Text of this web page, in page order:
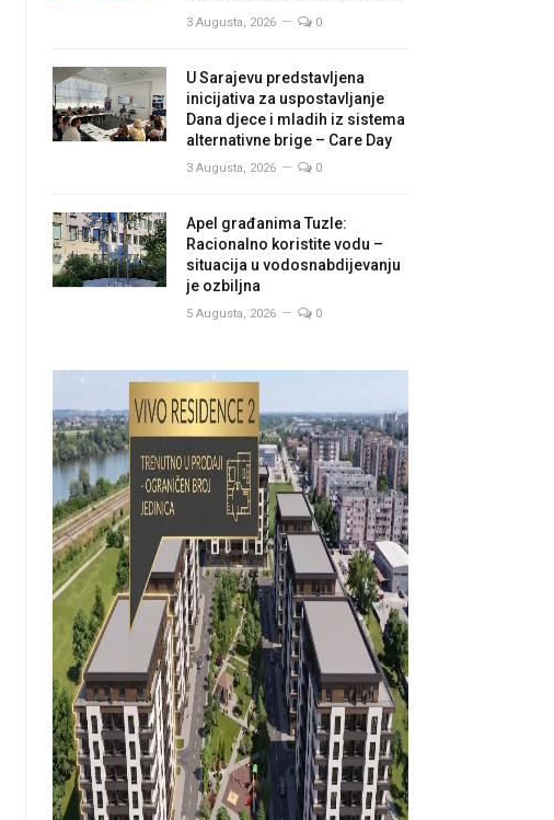
3 Augusta, 2026 0
U Sarajevu predstavljena
inicijativa za uspostavljanje
Dana djece i mladih iz sistema
alternativne brige – Care Day
3 Augusta, 2026 0
Apel građanima Tuzle:
Racionalno koristite vodu –
situacija u vodosnabdijevanju
je ozbiljna
5 Augusta, 2026 0